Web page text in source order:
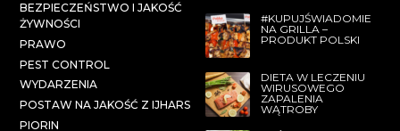
BEZPIECZEŃSTWO I JAKOŚĆ
ŻYWNOŚCI
PRAWO
PEST CONTROL
WYDARZENIA
POSTAW NA JAKOŚĆ Z IJHARS
PIORIN
#KUPUJŚWIADOMIE
NA GRILLA –
PRODUKT POLSKI
DIETA W LECZENIU
WIRUSOWEGO
ZAPALENIA
WĄTROBY